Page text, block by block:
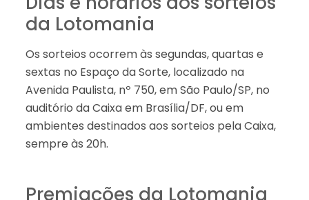
da Lotomania
Os sorteios ocorrem às segundas, quartas e
sextas no Espaço da Sorte, localizado na
Avenida Paulista, nº 750, em São Paulo/SP, no
auditório da Caixa em Brasília/DF, ou em
ambientes destinados aos sorteios pela Caixa,
sempre às 20h.
Premiações da Lotomania